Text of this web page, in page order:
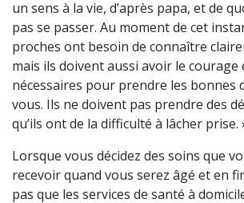
un sens à la vie, d’après papa, et de
pas se passer. Au moment de cet
proches ont besoin de connaître
mais ils doivent aussi avoir le courage
nécessaires pour prendre les bonnes
vous. Ils ne doivent pas prendre des
qu’ils ont de la difficulté à lâcher prise.
Lorsque vous décidez des soins que
recevoir quand vous serez âgé et en
pas que les services de santé à